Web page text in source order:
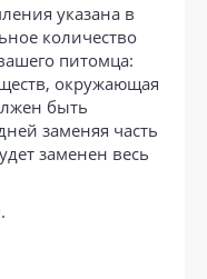
указана в
количество
питомца:
окружающая
быть
заменяя часть
заменен весь